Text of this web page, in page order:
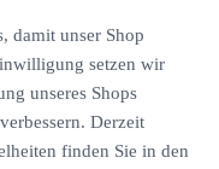
damit unser Shop
setzen wir
unseres Shops
Derzeit
finden Sie in den